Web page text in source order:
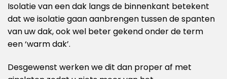
Isolatie van een dak langs de binnenkant betekent
dat we isolatie gaan aanbrengen tussen de spanten
van uw dak, ook wel beter gekend onder de term
een ‘warm dak’.
Desgewenst werken we dit dan proper af met